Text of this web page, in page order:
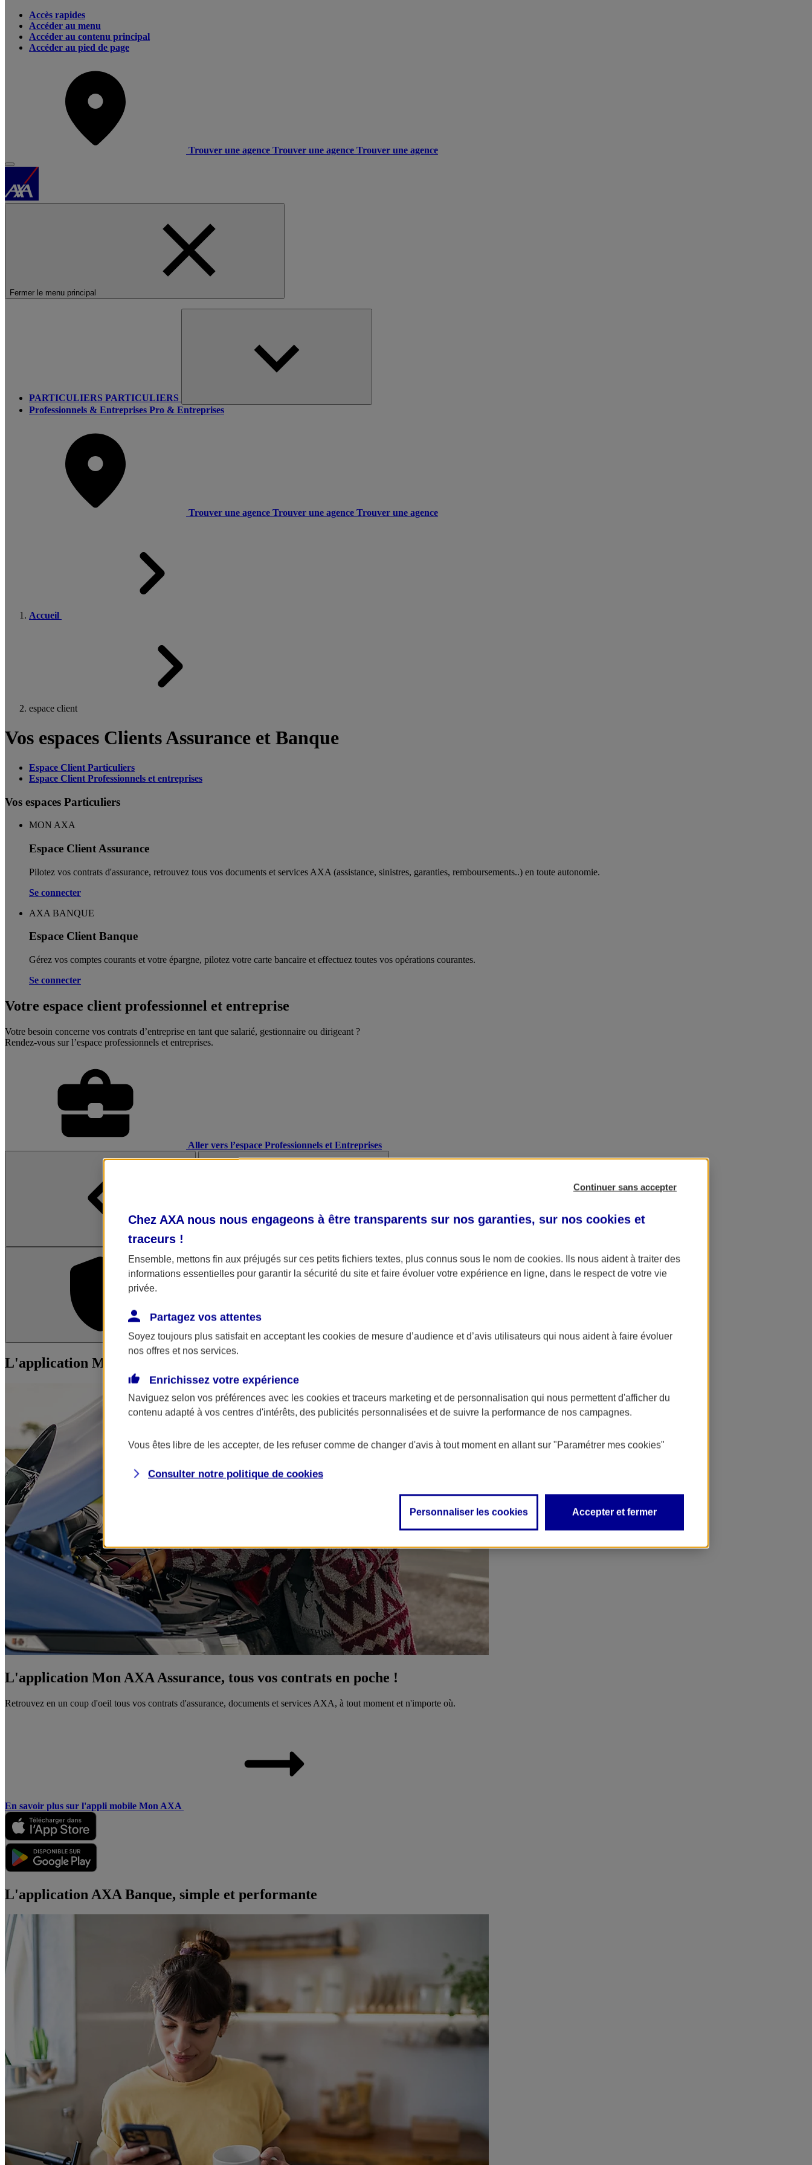
Accès rapides
Accéder au menu
Accéder au contenu principal
Accéder au pied de page
Trouver une agence Trouver une agence Trouver une agence
Fermer le menu principal
PARTICULIERS PARTICULIERS
Professionnels & Entreprises Pro & Entreprises
Trouver une agence Trouver une agence Trouver une agence
Accueil
espace client
Vos espaces Clients Assurance et Banque
Espace Client Particuliers
Espace Client Professionnels et entreprises
Vos espaces Particuliers
MON AXA
Espace Client Assurance
Pilotez vos contrats d'assurance, retrouvez tous vos documents et services AXA (assistance, sinistres, garanties, remboursements..) en toute autonomie. ​
Se connecter
AXA BANQUE
Espace Client Banque
Gérez vos comptes courants et votre épargne, pilotez votre carte bancaire et effectuez toutes vos opérations courantes.
Se connecter
Votre espace client professionnel et entreprise
Votre besoin concerne vos contrats d’entreprise en tant que salarié, gestionnaire ou dirigeant ?
Rendez-vous sur l’espace professionnels et entreprises.
Aller vers l’espace Professionnels et Entreprises
L'application Mon AXA Assurance L'application AXA Banque
L'application Mon AXA Assurance, tous vos contrats en poche !
L'application Mon AXA Assurance, tous vos contrats en poche !
Retrouvez en un coup d'oeil tous vos contrats d'assurance, documents et services AXA, à tout moment et n'importe où.
En savoir plus sur l'appli mobile Mon AXA
L'application AXA Banque, simple et performante
Continuer sans accepter
Chez AXA nous nous engageons à être transparents sur nos garanties, sur nos cookies et
traceurs !
Ensemble, mettons fin aux préjugés sur ces petits fichiers textes, plus connus sous le nom de cookies. Ils nous aident à traiter des
informations essentielles pour garantir la sécurité du site et faire évoluer votre expérience en ligne, dans le respect de votre vie
privée.
Partagez vos attentes
Soyez toujours plus satisfait en acceptant les cookies de mesure d’audience et d’avis utilisateurs qui nous aident à faire évoluer
nos offres et nos services.
Enrichissez votre expérience
Naviguez selon vos préférences avec les cookies et traceurs marketing et de personnalisation qui nous permettent d'afficher du
contenu adapté à vos centres d'intérêts, des publicités personnalisées et de suivre la performance de nos campagnes.
Vous êtes libre de les accepter, de les refuser comme de changer d'avis à tout moment en allant sur "Paramétrer mes cookies"
Consulter notre politique de cookies
Personnaliser les cookies Accepter et fermer